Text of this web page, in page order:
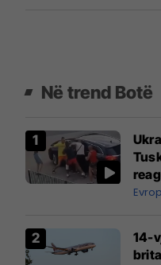
Në trend Botë
14-